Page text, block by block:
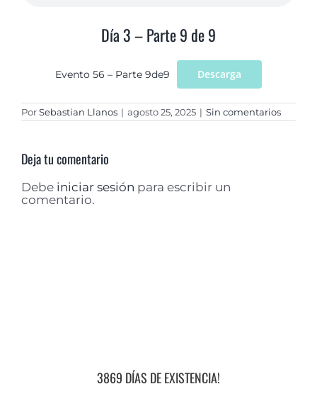
Día 3 – Parte 9 de 9
Evento 56 – Parte 9de9 Descarga
PorSebastian Llanos | agosto 25, 2025 | Sin comentarios
Deja tu comentario
Debe iniciar sesión para escribir un
comentario.
3869 DÍAS DE EXISTENCIA!